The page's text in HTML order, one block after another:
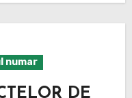
numar
DE